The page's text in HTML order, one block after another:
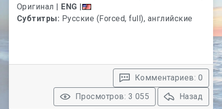
Оригинал | ENG |
Субтитры: Русские (Forced, full), английские
Комментариев: 0
Просмотров: 3 055
Назад